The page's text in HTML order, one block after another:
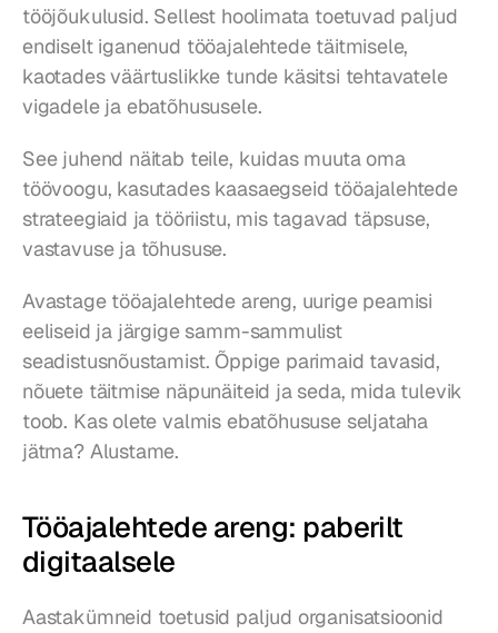
tööjõukulusid. Sellest hoolimata toetuvad paljud
endiselt iganenud tööajalehtede täitmisele,
kaotades väärtuslikke tunde käsitsi tehtavatele
vigadele ja ebatõhususele.
See juhend näitab teile, kuidas muuta oma
töövoogu, kasutades kaasaegseid tööajalehtede
strateegiaid ja tööriistu, mis tagavad täpsuse,
vastavuse ja tõhususe.
Avastage tööajalehtede areng, uurige peamisi
eeliseid ja järgige samm-sammulist
seadistusnõustamist. Õppige parimaid tavasid,
nõuete täitmise näpunäiteid ja seda, mida tulevik
toob. Kas olete valmis ebatõhususe seljataha
jätma? Alustame.
Tööajalehtede areng: paberilt
digitaalsele
Aastakümneid toetusid paljud organisatsioonid